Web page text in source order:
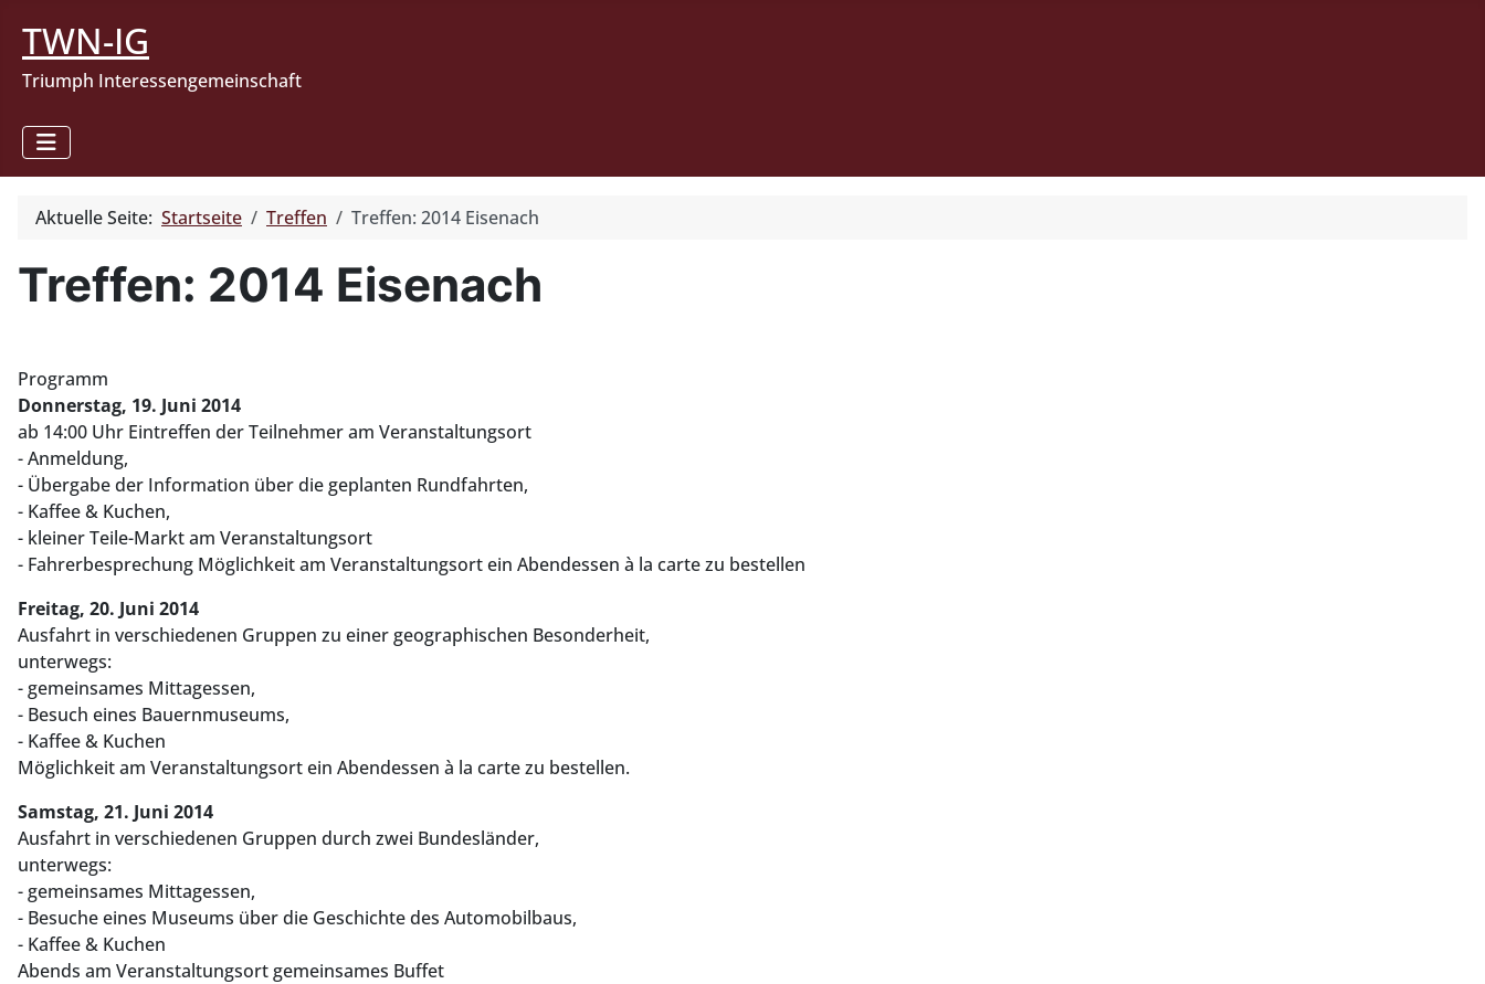
TWN-IG
Triumph Interessengemeinschaft
Aktuelle Seite: Startseite Treffen Treffen: 2014 Eisenach
Treffen: 2014 Eisenach
Programm
Donnerstag, 19. Juni 2014
ab 14:00 Uhr Eintreffen der Teilnehmer am Veranstaltungsort
- Anmeldung,
- Übergabe der Information über die geplanten Rundfahrten,
- Kaffee & Kuchen,
- kleiner Teile-Markt am Veranstaltungsort
- Fahrerbesprechung Möglichkeit am Veranstaltungsort ein Abendessen à la carte zu bestellen
Freitag, 20. Juni 2014
Ausfahrt in verschiedenen Gruppen zu einer geographischen Besonderheit,
unterwegs:
- gemeinsames Mittagessen,
- Besuch eines Bauernmuseums,
- Kaffee & Kuchen
Möglichkeit am Veranstaltungsort ein Abendessen à la carte zu bestellen.
Samstag, 21. Juni 2014
Ausfahrt in verschiedenen Gruppen durch zwei Bundesländer,
unterwegs:
- gemeinsames Mittagessen,
- Besuche eines Museums über die Geschichte des Automobilbaus,
- Kaffee & Kuchen
Abends am Veranstaltungsort gemeinsames Buffet